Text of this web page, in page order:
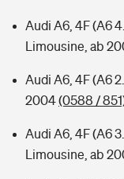
Audi A6, 4F (A6
Limousine, ab
Audi A6, 4F (A6
2004(0588 /
Audi A6, 4F (A6
Limousine, ab